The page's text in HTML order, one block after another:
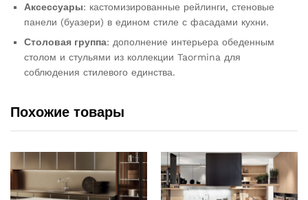
Аксессуары: кастомизированные рейлинги, стеновые
панели (буазери) в едином стиле с фасадами кухни.
Столовая группа: дополнение интерьера обеденным
столом и стульями из коллекции Taormina для
соблюдения стилевого единства.
Похожие товары